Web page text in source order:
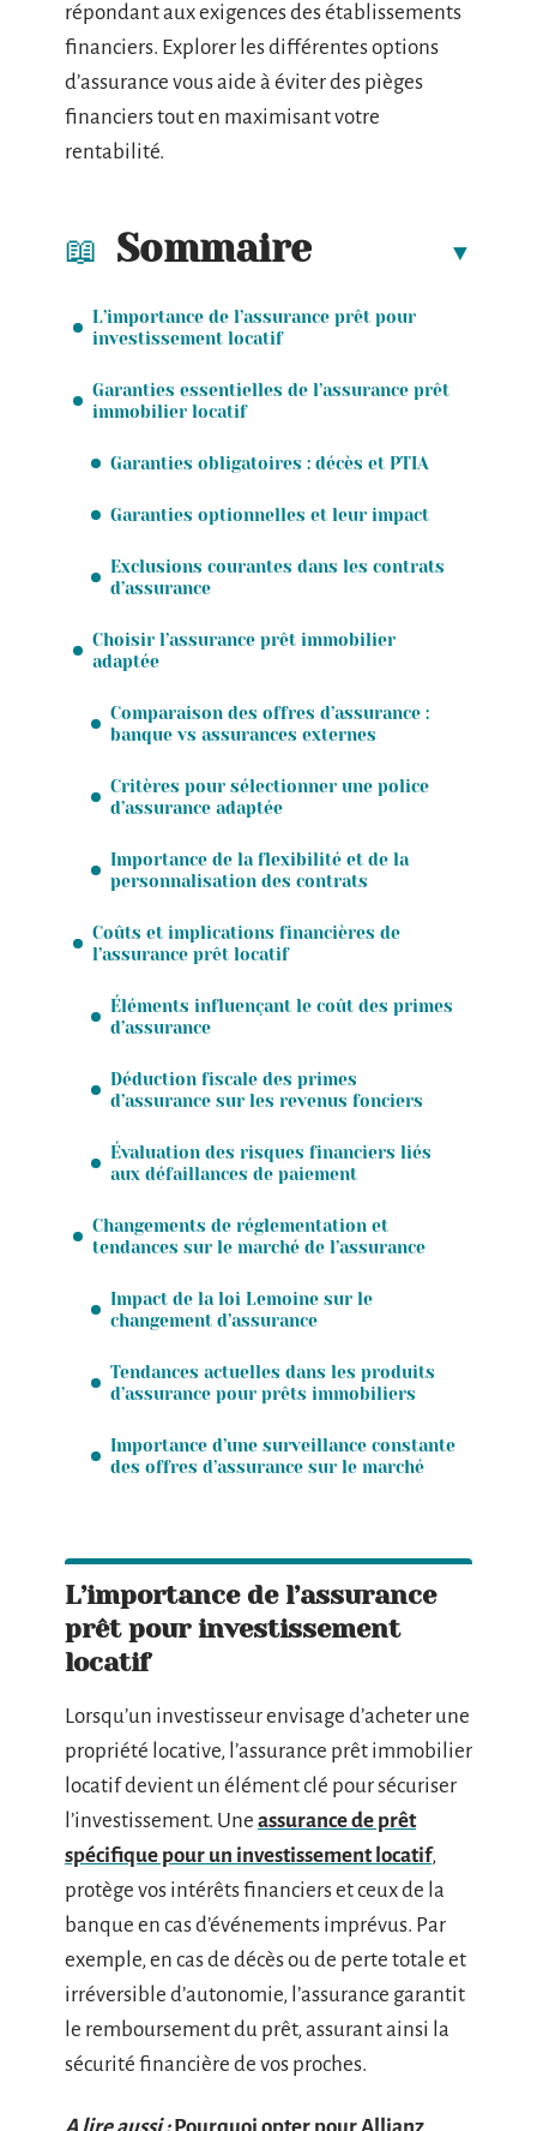
répondant aux exigences des établissements
financiers. Explorer les différentes options
d’assurance vous aide à éviter des pièges
financiers tout en maximisant votre
rentabilité.
Sommaire
L’importance de l’assurance prêt pour
investissement locatif
Garanties essentielles de l’assurance prêt
immobilier locatif
Garanties obligatoires : décès et PTIA
Garanties optionnelles et leur impact
Exclusions courantes dans les contrats
d’assurance
Choisir l’assurance prêt immobilier
adaptée
Comparaison des offres d’assurance :
banque vs assurances externes
Critères pour sélectionner une police
d’assurance adaptée
Importance de la flexibilité et de la
personnalisation des contrats
Coûts et implications financières de
l’assurance prêt locatif
Éléments influençant le coût des primes
d’assurance
Déduction fiscale des primes
d’assurance sur les revenus fonciers
Évaluation des risques financiers liés
aux défaillances de paiement
Changements de réglementation et
tendances sur le marché de l’assurance
Impact de la loi Lemoine sur le
changement d’assurance
Tendances actuelles dans les produits
d’assurance pour prêts immobiliers
Importance d’une surveillance constante
des offres d’assurance sur le marché
L’importance de l’assurance
prêt pour investissement
locatif
Lorsqu’un investisseur envisage d’acheter une
propriété locative, l’assurance prêt immobilier
locatif devient un élément clé pour sécuriser
l’investissement. Une assurance de prêt
spécifique pour un investissement locatif,
protège vos intérêts financiers et ceux de la
banque en cas d’événements imprévus. Par
exemple, en cas de décès ou de perte totale et
irréversible d’autonomie, l’assurance garantit
le remboursement du prêt, assurant ainsi la
sécurité financière de vos proches.
A lire aussi : Pourquoi opter pour Allianz